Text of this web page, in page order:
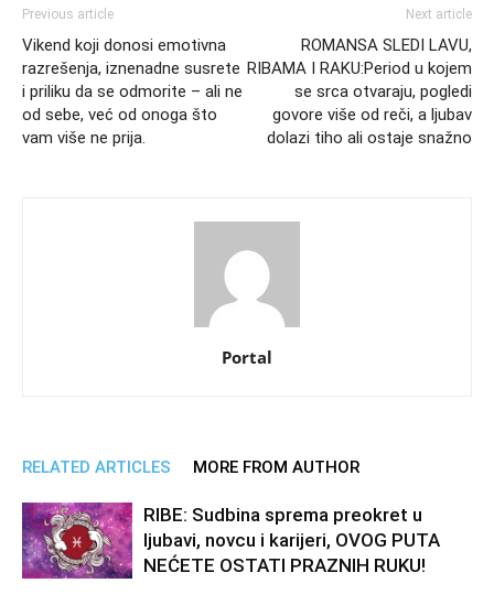
Previous article
Vikend koji donosi emotivna
razrešenja, iznenadne susrete
i priliku da se odmorite – ali ne
od sebe, već od onoga što
vam više ne prija.
Next article
ROMANSA SLEDI LAVU,
RIBAMA I RAKU:Period u kojem
se srca otvaraju, pogledi
govore više od reči, a ljubav
dolazi tiho ali ostaje snažno
Portal
RELATED ARTICLES MORE FROM AUTHOR
RIBE: Sudbina sprema preokret u
ljubavi, novcu i karijeri, OVOG PUTA
NEĆETE OSTATI PRAZNIH RUKU!